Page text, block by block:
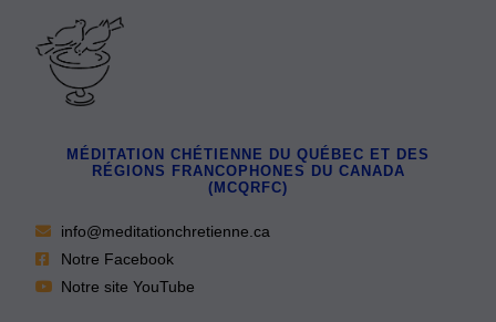
MÉDITATION CHÉTIENNE DU QUÉBEC ET DES
RÉGIONS FRANCOPHONES DU CANADA
(MCQRFC)
info@meditationchretienne.ca
Notre Facebook
Notre site YouTube